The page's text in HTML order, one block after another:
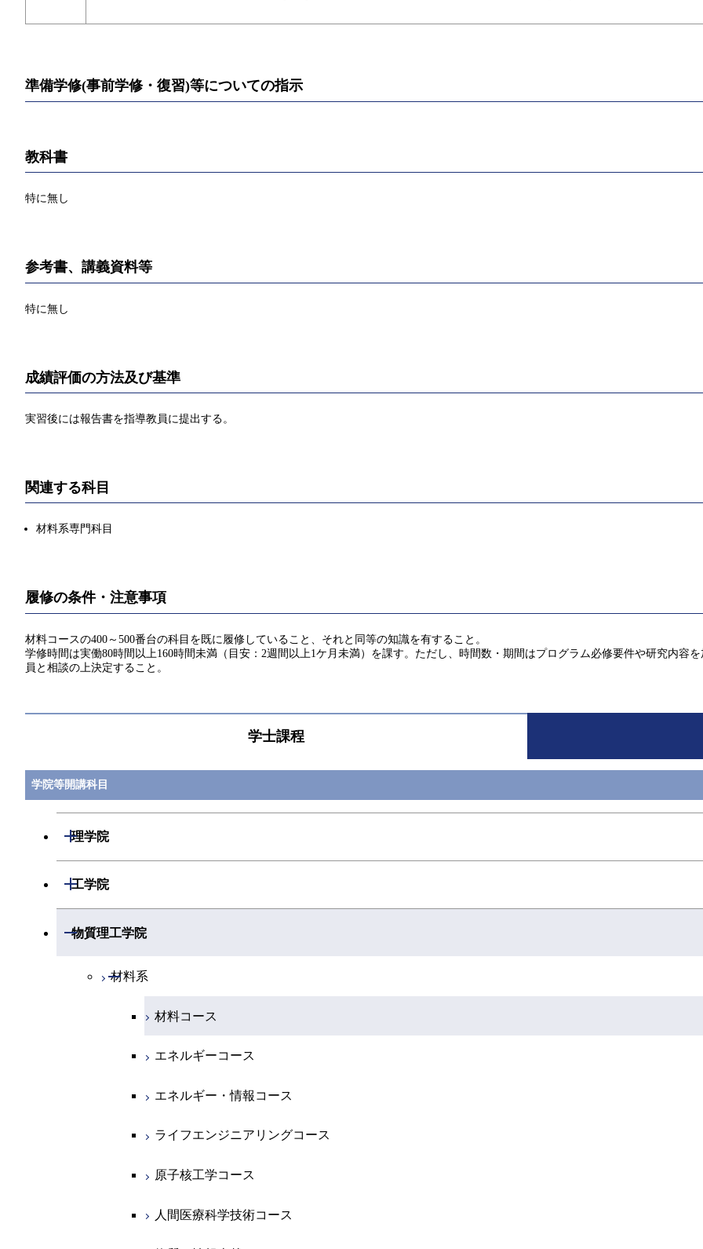
準備学修(事前学修・復習)等についての指示
教科書
特に無し
参考書、講義資料等
特に無し
成績評価の方法及び基準
実習後には報告書を指導教員に提出する。
関連する科目
材料系専門科目
履修の条件・注意事項
材料コースの400～500番台の科目を既に履修していること、それと同等の知識を有すること。
学修時間は実働80時間以上160時間未満（目安：2週間以上1ケ月未満）を課す。ただし、時間数・期間はプログラム必修要件や研究内容
員と相談の上決定すること。
学士課程
学院等開講科目
理学院
開閉
工学院
開閉
機械系
開閉
エネルギーコース
エネルギー・情報コース
エンジニアリングデザインコース
ライフエンジニアリングコース
原子核工学コース
人間医療科学技術コース
システム制御系
システム制御コース
エンジニアリングデザインコース
人間医療科学技術コース
電気電子系
電気電子コース
エネルギーコース
エネルギー・情報コース
ライフエンジニアリングコース
原子核工学コース
人間医療科学技術コース
情報通信系
情報通信コース
エンジニアリングデザインコース
ライフエンジニアリングコース
人間医療科学技術コース
経営工学コース
エンジニアリングデザインコース
専門科目
物質理工学院
開閉
材料系
開閉
材料コース
エネルギーコース
エネルギー・情報コース
ライフエンジニアリングコース
原子核工学コース
人間医療科学技術コース